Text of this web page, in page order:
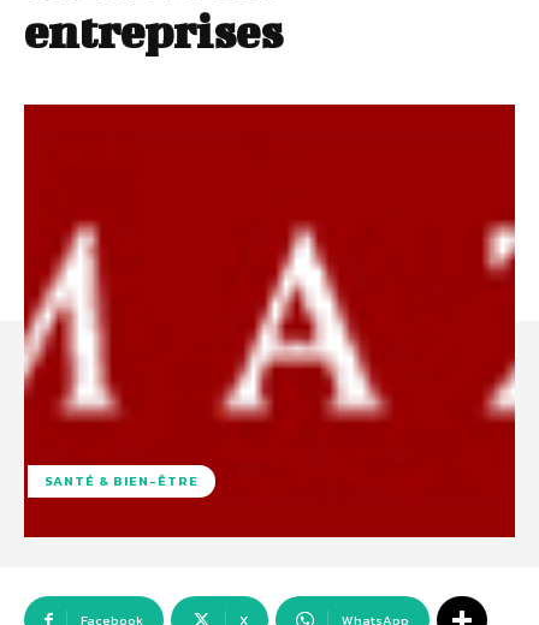
entreprises
SANTÉ & BIEN-ÊTRE
Facebook X WhatsApp